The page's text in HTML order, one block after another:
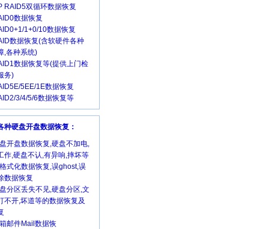
RAID5双循环数据恢复
数据恢复
1+0/10数据恢复
数据恢复(含软硬件各种
,各种系统)
数据恢复等(提供上门检
务)
5EE/1E数据恢复
3/4/5/6数据恢复等
种硬盘开盘数据恢复：
开盘数据恢复,硬盘不加电,
作,硬盘不认,有异响,摔坏等
式化数据恢复,误ghost,误
数据恢复
分区丢失不见,硬盘分区,文
不开,坏道等的数据恢复及
邮件Mail数据恢